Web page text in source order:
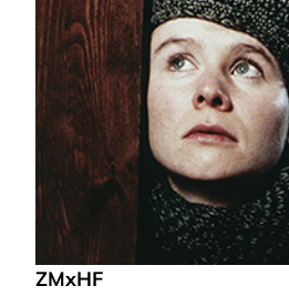
ZMxHF